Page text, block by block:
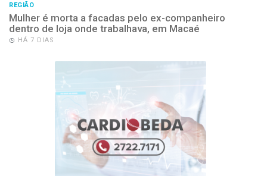
REGIÃO
Mulher é morta a facadas pelo ex-companheiro
dentro de loja onde trabalhava, em Macaé
HÁ 7 DIAS